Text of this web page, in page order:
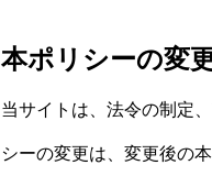
本ポリシーの変
当サイトは、法令の制定
シーの変更は、変更後の